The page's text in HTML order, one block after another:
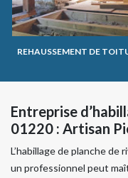
REHAUSSEMENT DE
Entreprise
01220 : Artisan
L’habillage de planche
un professionnel peut